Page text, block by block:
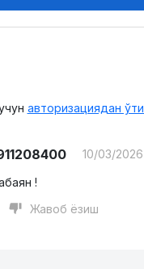
авторизациядан
10/03/2026
!
Жавоб ёзиш